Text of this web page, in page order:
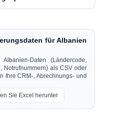
für Albanien
Daten (Ländercode,
Notrufnummern) als CSV oder
Ihre CRM-, Abrechnungs- und
Sie Excel herunter